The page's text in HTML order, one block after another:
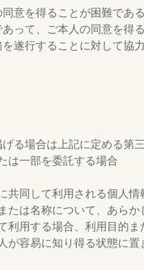
意を得ることが困難であ
って、ご本人の同意を得
遂行することに対して協
る場合は上記に定める第
は一部を委託する場合
同して利用される個人
は名称について、あら
用する場合、利用目的
容易に知り得る状態に置